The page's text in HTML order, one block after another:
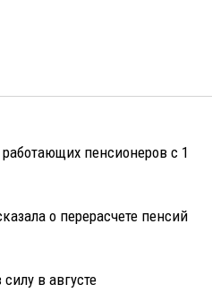
пенсионеров с 1
о перерасчете пенсий
в августе